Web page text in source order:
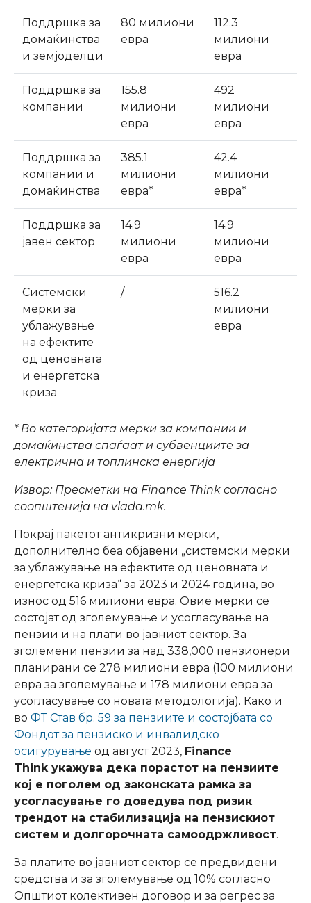
Поддршка за
домаќинства
и земјоделци
80 милиони
евра
112.3
милиони
евра
Поддршка за
компании
155.8
милиони
евра
492
милиони
евра
Поддршка за
компании и
домаќинства
385.1
милиони
евра*
42.4
милиони
евра*
Поддршка за
јавен сектор
14.9
милиони
евра
14.9
милиони
евра
Системски
мерки за
ублажување
на ефектите
од ценовната
и енергетска
криза
/
516.2
милиони
евра
*Во категоријата мерки за компании и
домаќинства спаѓаат и субвенциите за
електрична и топлинска енергија
Извор: Пресметки на Finance Think согласно
соопштенија на vlada.mk.
Покрај пакетот антикризни мерки,
дополнително беа објавени „системски мерки
за ублажување на ефектите од ценовната и
енергетска криза“ за 2023 и 2024 година, во
износ од 516 милиони евра. Овие мерки се
состојат од зголемување и усогласување на
пензии и на плати во јавниот сектор. За
зголемени пензии за над 338,000 пензионери
планирани се 278 милиони евра (100 милиони
евра за зголемување и 178 милиони евра за
усогласување со новата методологија). Како и
во ФТ Став бр. 59 за пензиите и состојбата со
Фондот за пензиско и инвалидско
осигурување од август 2023, Finance
Thinkукажува дека порастот на пензиите
кој е поголем од законската рамка за
усогласување го доведува под ризик
трендот на стабилизација на пензискиот
систем и долгорочната самоодржливост.
За платите во јавниот сектор се предвидени
средства и за зголемување од 10% согласно
Општиот колективен договор и за регрес за